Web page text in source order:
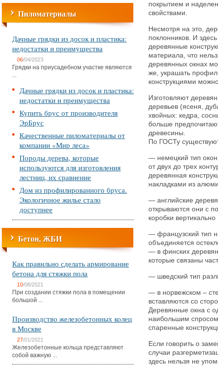
Пиломатериалы
Дачные грядки из досок и пластика:
недостатки и преимущества
06/04/2023
Грядки на приусадебном участке являются
...
Дачные грядки из досок и пластика:
недостатки и преимущества
Купить брус от производителя
ЭрБрус
Качественные пиломатериалы от
компании «Мир леса»
Породы дерева, которые
используются для изготовления
лестниц, их сравнение
Дом из профилированного бруса.
Экологичное жилье стало
доступнее
Бетон, ЖБИ
Как правильно сделать армирование
бетона для стяжки пола
10/08/2021
При создании стяжки пола в помещении
большой ...
Производство железобетонных колец
в Москве
27/01/2021
Железобетонные кольца представляют
собой важную ...
покрытием и
свойствами.
Несмотря на это,
поклонников. И
деревянные
материала, что
деревянных окнах
же, украшать
конструкциями
Изготовляют
деревьев (ясеня,
хвойных: кедра,
больше
древесины.
По ГОСТу
— немецкий тип окон
от двух до трех
деревянная
накладками из
— английские
открываются они с
коробки вертикально
— французский тип
объединяется
— в финских
которые связаны
— шведский тип
— в норвежском –
вставляются со
Деревянные окна с
наибольшим
спаренные
Если говорить о
случаи
здесь нельзя не